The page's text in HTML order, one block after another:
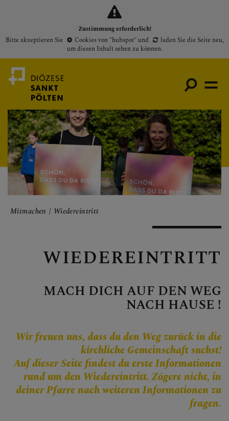
Zustimmung erforderlich!
Bitte akzeptieren Sie
Cookies von "hubspot"und laden Sie die Seite neu,
um diesen Inhalt sehen zu können.
Medienportal
Bischof
Gottesdienste
Pfarren
Presse
Veranstaltungen
Jobbörse
Pfarrservice
FRAGEN
GLAUBEN
ERLEBEN
Mitmachen Wiedereintritt
WIEDEREINTRITT
MACH DICH AUF DEN WEG
NACH HAUSE !
Wir freuen uns, dass du den Weg zurück in die
kirchliche Gemeinschaft suchst!
Auf dieser Seite findest du erste Informationen
rund um den Wiedereintritt. Zögere nicht, in
deiner Pfarre nach weiteren Informationen zu
fragen.